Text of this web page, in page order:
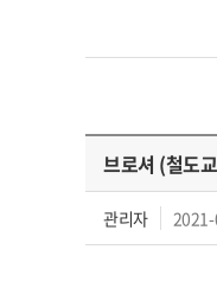
브로셔 (철도
관리자